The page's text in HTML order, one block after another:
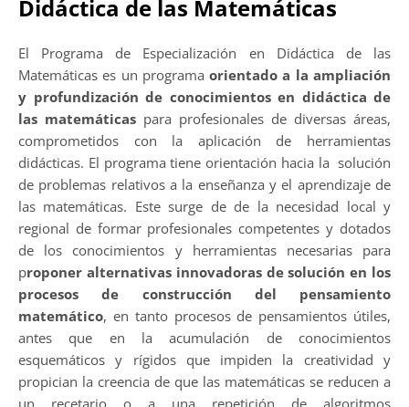
Didáctica de las Matemáticas
El Programa de Especialización en Didáctica de las
Matemáticas es un programaorientado a la ampliación
y profundización de conocimientos en didáctica de
las matemáticas para profesionales de diversas áreas,
comprometidos con la aplicación de herramientas
didácticas. El programa tiene orientación hacia la solución
de problemas relativos a la enseñanza y el aprendizaje de
las matemáticas. Este surge de de la necesidad local y
regional de formar profesionales competentes y dotados
de los conocimientos y herramientas necesarias para
proponer alternativas innovadoras de solución en los
procesos de construcción del pensamiento
matemático, en tanto procesos de pensamientos útiles,
antes que en la acumulación de conocimientos
esquemáticos y rígidos que impiden la creatividad y
propician la creencia de que las matemáticas se reducen a
un recetario o a una repetición de algoritmos